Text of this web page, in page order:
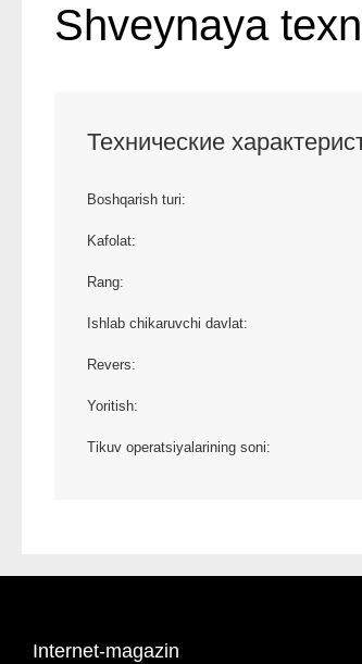
Shveynaya
Технические
Boshqarish turi:
Kafolat:
Rang:
Ishlab chikaruvchi davlat:
Revers:
Yoritish:
Tikuv operatsiyalarining soni:
Internet-magazin